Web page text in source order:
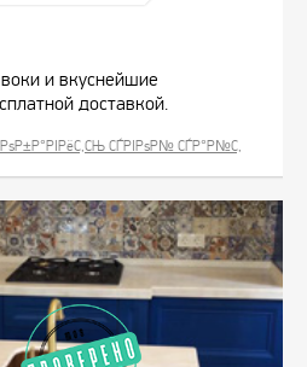
и вкуснейшие
доставкой.
СЃРІРѕР№ СЃР°Р№С‚